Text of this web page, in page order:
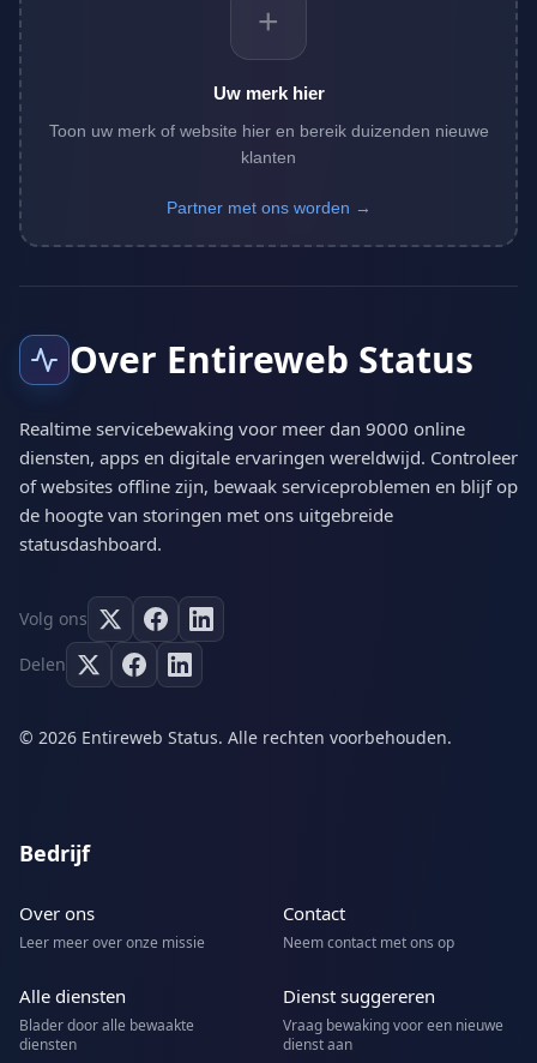
+
Uw merk hier
Toon uw merk of website hier en bereik duizenden nieuwe
klanten
Partner met ons worden →
Over Entireweb Status
Realtime servicebewaking voor meer dan 9000 online
diensten, apps en digitale ervaringen wereldwijd. Controleer
of websites offline zijn, bewaak serviceproblemen en blijf op
de hoogte van storingen met ons uitgebreide
statusdashboard.
Volg ons
Delen
© 2026 Entireweb Status. Alle rechten voorbehouden.
Bedrijf
Over ons
Leer meer over onze missie
Contact
Neem contact met ons op
Alle diensten
Blader door alle bewaakte
diensten
Dienst suggereren
Vraag bewaking voor een nieuwe
dienst aan